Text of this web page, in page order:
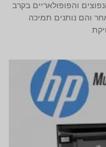
והפופולאריים בקרב
והם נותנים תמיכה